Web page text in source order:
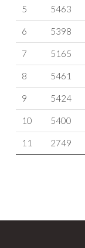
5 5463
6 5398
7 5165
8 5461
9 5424
10 5400
11 2749